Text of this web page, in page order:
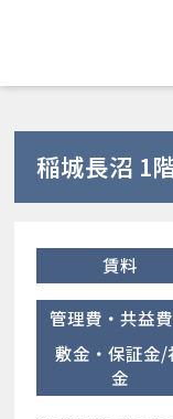
稲城長沼 1
賃料
管理費・共益
敷金・保証金/
金